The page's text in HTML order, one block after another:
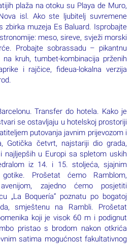
plaža na otoku su Playa de Muro,
isl. Ako ste ljubitelj suvremene
zbirka muzeja Es Baluard. Isprobajte
meso, sireve, svježi morski
Probajte sobrassadu – pikantnu
kruh, tumbet-kombinacija prženih
i rajčice, fideua-lokalna verzija
Transfer do hotela. Kako je
se ostavljaju u hotelskoj prostoriji
putovanja javnim prijevozom i
Gotička četvrt, najstariji dio grada,
najljepših u Europi sa spletom uskih
iz 14. i 15. stoljeća, sjajnim
Prošetat ćemo Ramblom,
zajedno ćemo posjetiti
„La Boquería“ poznatu po bogatoj
smještenu na Rambli. Prošetat
koji je visok 60 m i podignut
pristao s brodom nakon otkrića
satima mogućnost fakultativnog